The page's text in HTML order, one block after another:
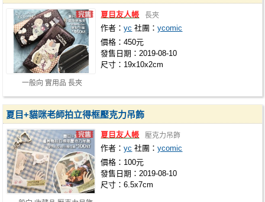
一般向 實用品 長夾
夏目友人帳 長夾
作者：yc 社團：ycomic
價格：450元
發售日期：2019-08-10
尺寸：19x10x2cm
夏目+貓咪老師拍立得框壓克力吊飾
夏目友人帳 壓克力吊飾
作者：yc 社團：ycomic
價格：100元
發售日期：2019-08-10
尺寸：6.5x7cm